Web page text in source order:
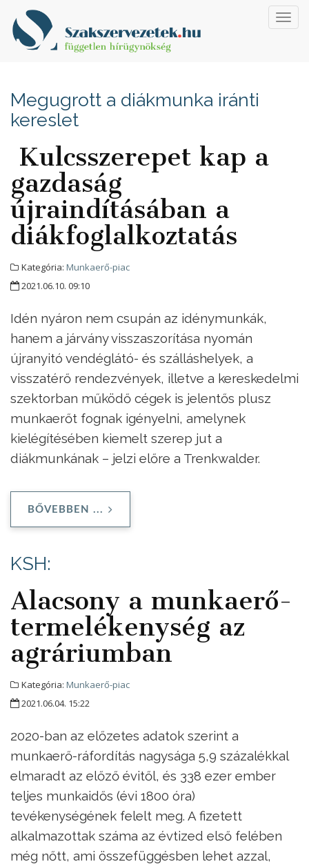
Megugrott a diákmunka iránti
kereslet
Kulcsszerepet kap a
gazdaság
újraindításában a
diákfoglalkoztatás
Kategória: Munkaerő-piac
2021.06.10. 09:10
Idén nyáron nem csupán az idénymunkák,
hanem a járvány visszaszorítása nyomán
újranyitó vendéglátó- és szálláshelyek, a
visszatérő rendezvények, illetve a kereskedelmi
szektorban működő cégek is jelentős plusz
munkaerőt fognak igényelni, amelynek
kielégítésében kiemelt szerep jut a
diákmunkának – jelzi előre a Trenkwalder.
BŐVEBBEN ...
KSH:
Alacsony a munkaerő-
termelékenység az
agráriumban
Kategória: Munkaerő-piac
2021.06.04. 15:22
2020-ban az előzetes adatok szerint a
munkaerő-ráfordítás nagysága 5,9 százalékkal
elmaradt az előző évitől, és 338 ezer ember
teljes munkaidős (évi 1800 óra)
tevékenységének felelt meg. A fizetett
alkalmazottak száma az évtized első felében
még nőtt, ami összefüggésben lehet azzal,